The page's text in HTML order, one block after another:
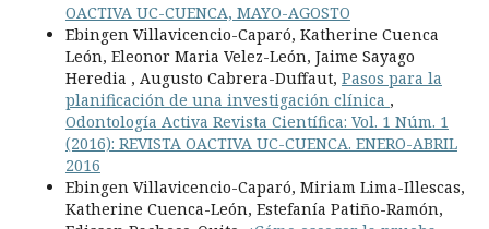
OACTIVA UC-CUENCA, MAYO-AGOSTO
Ebingen Villavicencio-Caparó, Katherine Cuenca
León, Eleonor Maria Velez-León, Jaime Sayago
Heredia , Augusto Cabrera-Duffaut, Pasos para la
planificación de una investigación clínica ,
Odontología Activa Revista Científica: Vol. 1 Núm. 1
(2016): REVISTA OACTIVA UC-CUENCA. ENERO-ABRIL
2016
Ebingen Villavicencio-Caparó, Miriam Lima-Illescas,
Katherine Cuenca-León, Estefanía Patiño-Ramón,